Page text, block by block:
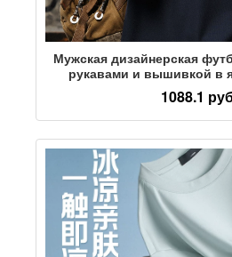
Мужская дизайнерская
рукавами и вышивкой в
свободная
футболка summer tide,
American
1088.1